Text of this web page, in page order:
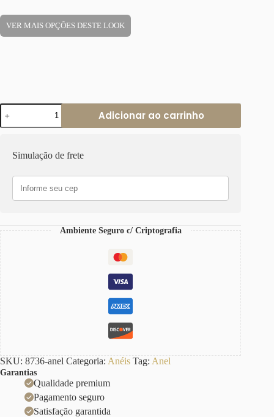
VER MAIS OPÇÕES DESTE LOOK
Anel
Dourado
Metal
Regulável
Mineral
Natural
Quartzo
Adicionar ao carrinho
Simulação de frete
Ambiente Seguro c/ Criptografia
SKU: 8736-anel Categoria: Anéis Tag: Anel
Garantias
Qualidade premium
Pagamento seguro
Satisfação garantida